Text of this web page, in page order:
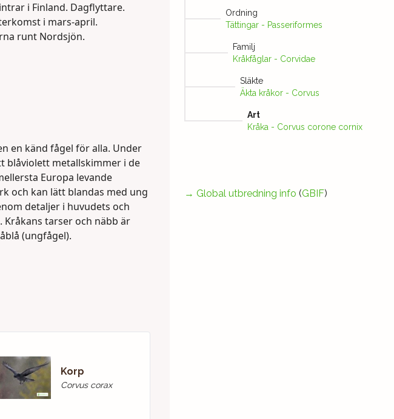
i Finland. Dagflyttare.
i mars-april.
runt Nordsjön.
en känd fågel för alla. Under
blåviolett metallskimmer i de
Europa levande
och kan lätt blandas med ung
detaljer i huvudets och
tarser och näbb är
(ungfågel).
Korp
Corvus corax
Ordning
Tättingar - Passeriformes
Familj
Kråkfåglar - Corvidae
Släkte
Äkta kråkor - Corvus
Art
Kråka - Corvus corone cornix
→ Global utbredning info (GBIF)